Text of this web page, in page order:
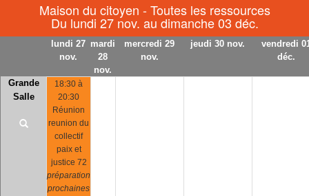
Maison du citoyen - Toutes les ressources
Du lundi 27 nov. au dimanche 03 déc.
lundi 27
nov.
mardi
28
nov.
mercredi 29
nov.
jeudi 30 nov.
vendredi
déc.
Grande
Salle
18:30 à
20:30
Réunion
reunion du
collectif
paix et
justice 72
préparation
prochaines